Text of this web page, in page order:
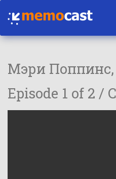
Мэри Поппинс,
Episode 1 of 2 /